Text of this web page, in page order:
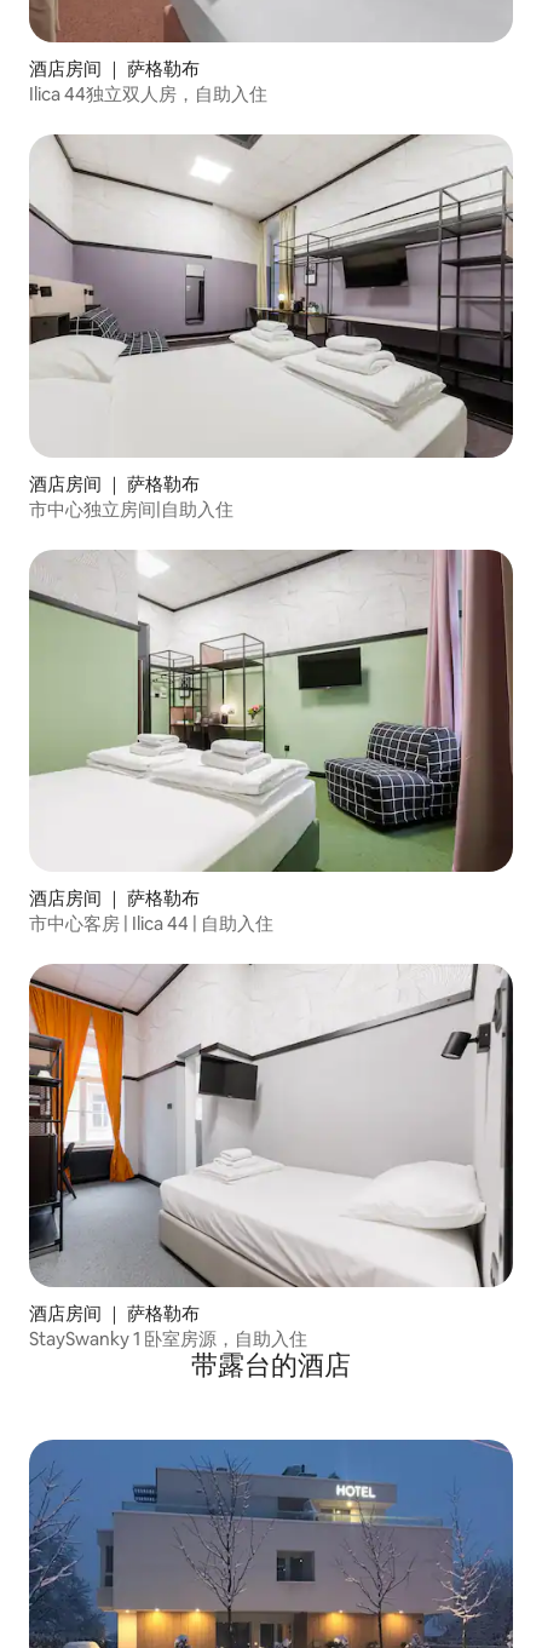
酒店房间 ｜ 萨格勒布
Ilica 44独立双人房，自助入住
酒店房间 ｜ 萨格勒布
市中心独立房间|自助入住
酒店房间 ｜ 萨格勒布
市中心客房 | Ilica 44 | 自助入住
酒店房间 ｜ 萨格勒布
StaySwanky 1 卧室房源，自助入住
带露台的酒店